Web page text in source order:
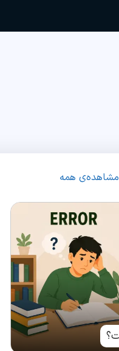
مشاهده‌ی همه